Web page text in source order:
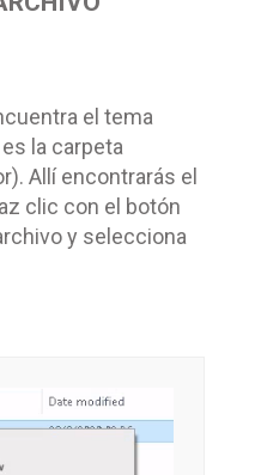
el tema
la carpeta
Allí encontrarás el
clic con el botón
y selecciona